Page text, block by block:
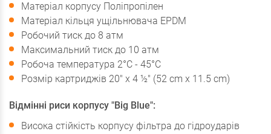
Матеріал корпусу Поліпропілен
Матеріал кільця ущільнювача EPDM
Робочий тиск до 8 атм
Максимальний тиск до 10 атм
Робоча температура 2°C - 45°C
Розмір картриджів 20" x 4 ½" (52 cm x 11.5 cm)
Відмінні риси корпусу "Big Blue":
Висока стійкість корпусу фільтра до гідроударів